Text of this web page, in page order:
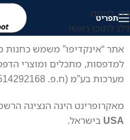
דלג לניווט
דלג לתוכן ראשי
תפריט
אתר “אינקדיפו” משמש כחנות
למדפסות, מתכלים ומוצרי
מערכות בע”מ (ח.פ. 514292168).
מאקרופרינט הינה הנציגה
USA בישראל.